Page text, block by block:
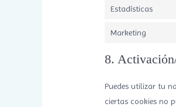
Estadísticas
Marketing
8.
Puedes utilizar tu
ciertas cookies no